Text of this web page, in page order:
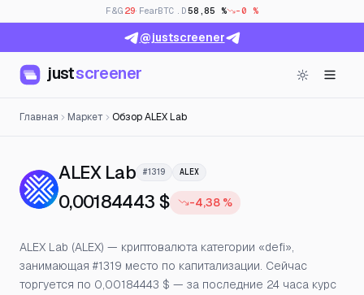
F&G 29· FearBTC.D58,85 % -0 %
@justscreener
justscreener
Главная Маркет Обзор ALEX Lab
ALEX Lab— Цена, открытый
#1319 ALEX
0,00184443 $ -4,38 %
ALEX Lab (ALEX) — криптовалюта категории «defi»,
занимающая #1319 место по капитализации. Сейчас
торгуется по 0,00184443 $ — за последние 24 часа курс